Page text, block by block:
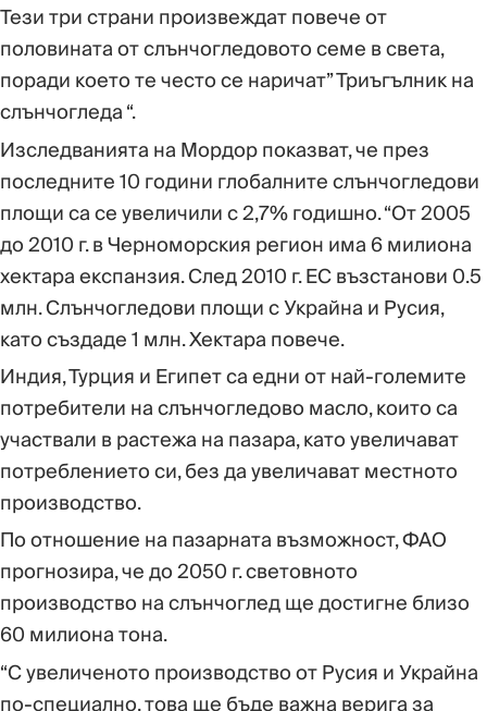
Тези три страни произвеждат повече от
половината от слънчогледовото семе в света,
поради което те често се наричат” Триъгълник на
слънчогледа “.
Изследванията на Мордор показват, че през
последните 10 години глобалните слънчогледови
площи са се увеличили с 2,7% годишно. “От 2005
до 2010 г. в Черноморския регион има 6 милиона
хектара експанзия. След 2010 г. ЕС възстанови 0.5
млн. Слънчогледови площи с Украйна и Русия,
като създаде 1 млн. Хектара повече.
Индия, Турция и Египет са едни от най-големите
потребители на слънчогледово масло, които са
участвали в растежа на пазара, като увеличават
потреблението си, без да увеличават местното
производство.
По отношение на пазарната възможност, ФАО
прогнозира, че до 2050 г. световното
производство на слънчоглед ще достигне близо
60 милиона тона.
“С увеличеното производство от Русия и Украйна